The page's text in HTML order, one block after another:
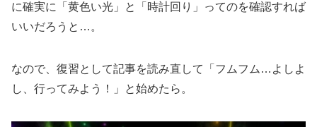
に確実に「黄色い光」と「時計回り」ってのを確認すれば
いいだろうと…。
なので、復習として記事を読み直して「フムフム…よしよ
し、行ってみよう！」と始めたら。